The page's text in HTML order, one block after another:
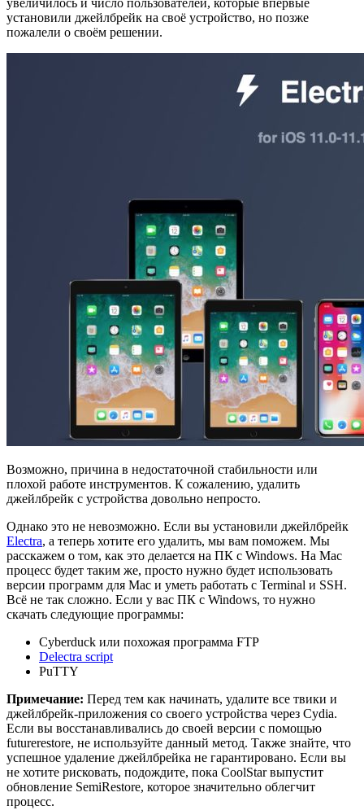
увеличилось и число пользователей, которые впервые
установили джейлбрейк на своё устройство, но позже
пожалели о своём решении.
Возможно, причина в недостаточной стабильности или
плохой работе инструментов. К сожалению, удалить
джейлбрейк с устройства довольно непросто.
Однако это не невозможно. Если вы установили джейлбрейк
Electra, а теперь хотите его удалить, мы вам поможем. Мы
расскажем о том, как это делается на ПК с Windows. На Mac
процесс будет таким же, просто нужно будет использовать
версии программ для Mac и уметь работать с Terminal и SSH.
Всё не так сложно. Если у вас ПК с Windows, то нужно
скачать следующие программы:
Cyberduck или похожая программа FTP
Delectra script
PuTTY
Примечание: Перед тем как начинать, удалите все твики и
джейлбрейк-приложения со своего устройства через Cydia.
Если вы восстанавливались до своей версии с помощью
futurerestore, не используйте данный метод. Также знайте, что
успешное удаление джейлбрейка не гарантировано. Если вы
не хотите рисковать, подождите, пока CoolStar выпустит
обновление SemiRestore, которое значительно облегчит
процесс.